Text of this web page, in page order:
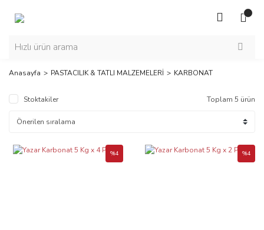
Anasayfa PASTACILIK & TATLI MALZEMELERİ KARBONAT
Stoktakiler Toplam 5 ürün
%4 %4